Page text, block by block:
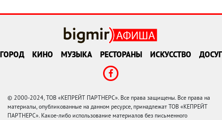
ГОРОД КИНО МУЗЫКА РЕСТОРАНЫ ИСКУССТВО ДОСУГ
© 2000-2024, ТОВ «КЕПРЕЙТ ПАРТНЕРС». Все права защищены. Все права на
материалы, опубликованные на данном ресурсе, принадлежат ТОВ «КЕПРЕЙТ
ПАРТНЕРС». Какое-либо использование материалов без письменного